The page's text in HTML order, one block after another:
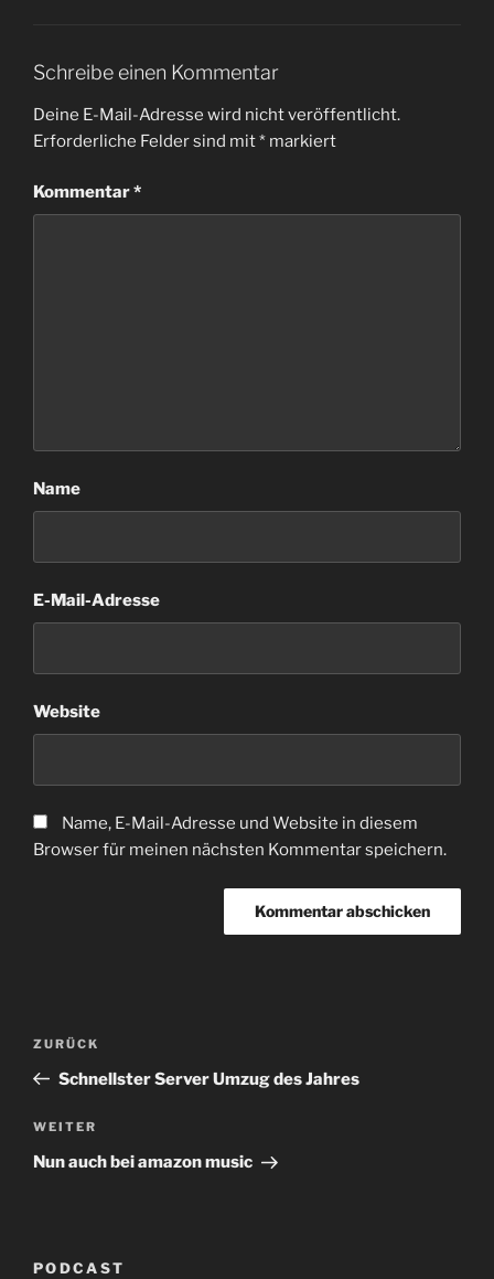
Schreibe einen Kommentar
Deine E-Mail-Adresse wird nicht veröffentlicht.
Erforderliche Felder sind mit* markiert
Kommentar*
Name
E-Mail-Adresse
Website
Name, E-Mail-Adresse und Website in diesem
Browser für meinen nächsten Kommentar speichern.
Beitragsnavigation
Vorheriger
Beitrag
ZURÜCK
Schnellster Server Umzug des Jahres
Nächster
Beitrag
WEITER
Nun auch bei amazon music
PODCAST